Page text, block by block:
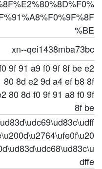
%BE
xn--qei1438mba73bc
9f 91 a9 f0 9f 8f be e2
80 8d e2 9d a4 ef b8 8f
80 8d f0 9f 91 a8 f0 9f
8f be
dffe